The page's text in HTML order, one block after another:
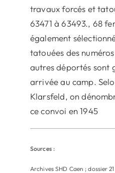
travaux forcés et
63471 à 63493., 68
également
tatouées des numéros
autres déportés sont
arrivée au camp.
Klarsfeld, on
ce convoi en 1945
Sources :
Archives SHD Caen ; dossier